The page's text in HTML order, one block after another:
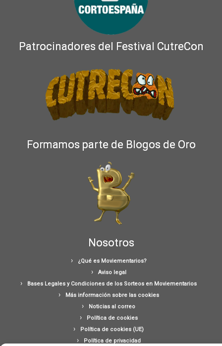
Patrocinadores del Festival CutreCon
Formamos parte de Blogos de Oro
Nosotros
¿Qué es Moviementarios?
Aviso legal
Bases Legales y Condiciones de los Sorteos en Moviementarios
Más información sobre las cookies
Noticias al correo
Política de cookies
Política de cookies (UE)
Política de privacidad